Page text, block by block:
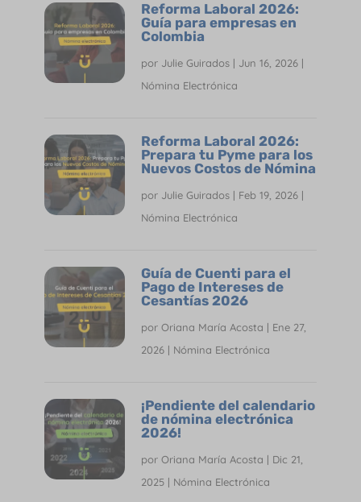
Reforma Laboral 2026:
Guía para empresas en
Colombia
por Julie Guirados| Jun 16, 2026|
Nómina Electrónica
Reforma Laboral 2026:
Prepara tu Pyme para los
Nuevos Costos de Nómina
por Julie Guirados| Feb 19, 2026|
Nómina Electrónica
Guía de Cuenti para el
Pago de Intereses de
Cesantías 2026
por Oriana María Acosta | Ene 27,
2026| Nómina Electrónica
¡Pendiente del calendario
de nómina electrónica
2026!
por Oriana María Acosta | Dic 21,
2025| Nómina Electrónica